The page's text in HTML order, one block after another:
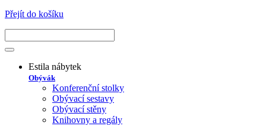
Přejít do košíku
Estila nábytek
Obývák
Konferenční stolky
Obývací sestavy
Obývací stěny
Knihovny a regály